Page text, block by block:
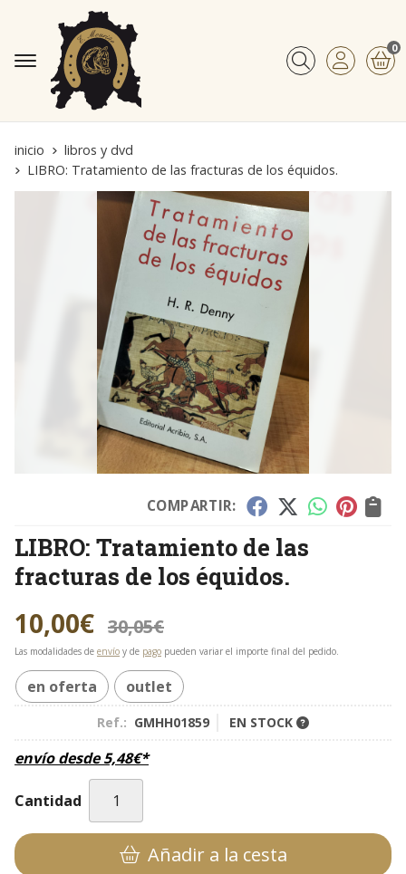
Buscar
0
inicio
libros y dvd
LIBRO: Tratamiento de las fracturas de los équidos.
COMPARTIR:
LIBRO: Tratamiento de las
fracturas de los équidos.
10,00€ 30,05€
Las modalidades de envío y de pago pueden variar el importe final del pedido.
en oferta outlet
Ref.: GMHH01859 EN STOCK
envío desde5,48€*
Cantidad
Añadir a la cesta